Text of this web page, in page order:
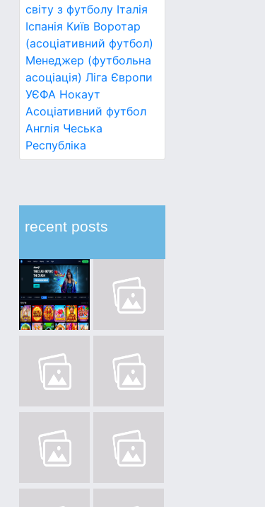
світу з футболу Італія
Іспанія Київ Воротар
(асоціативний футбол)
Менеджер (футбольна
асоціація) Ліга Європи
УЄФА Нокаут
Асоціативний футбол
Англія Чеська
Республіка
recent posts